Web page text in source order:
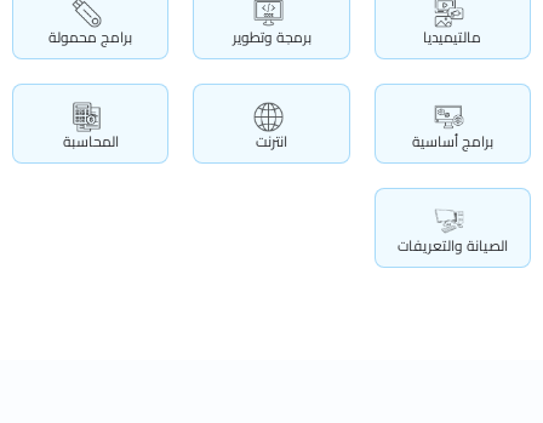
مالتيميديا برمجة وتطوير برامج محمولة
برامج أساسية انترنت المحاسبة
الصيانة والتعريفات